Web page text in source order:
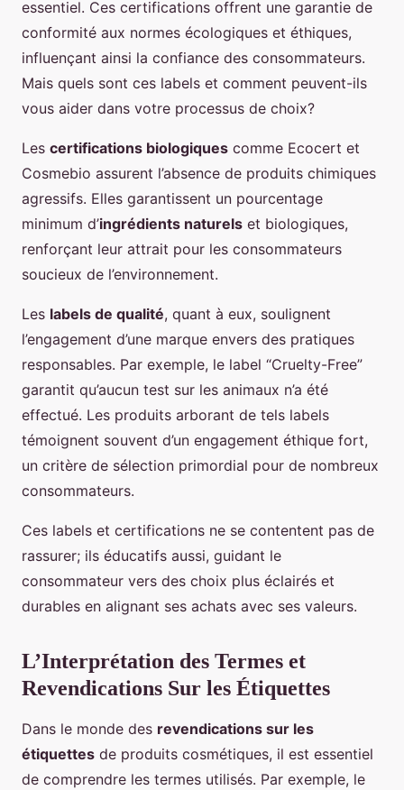
essentiel. Ces certifications offrent une garantie de
conformité aux normes écologiques et éthiques,
influençant ainsi la confiance des consommateurs.
Mais quels sont ces labels et comment peuvent-ils
vous aider dans votre processus de choix?
Les certifications biologiques comme Ecocert et
Cosmebio assurent l’absence de produits chimiques
agressifs. Elles garantissent un pourcentage
minimum d’ingrédients naturels et biologiques,
renforçant leur attrait pour les consommateurs
soucieux de l’environnement.
Les labels de qualité, quant à eux, soulignent
l’engagement d’une marque envers des pratiques
responsables. Par exemple, le label “Cruelty-Free”
garantit qu’aucun test sur les animaux n’a été
effectué. Les produits arborant de tels labels
témoignent souvent d’un engagement éthique fort,
un critère de sélection primordial pour de nombreux
consommateurs.
Ces labels et certifications ne se contentent pas de
rassurer; ils éducatifs aussi, guidant le
consommateur vers des choix plus éclairés et
durables en alignant ses achats avec ses valeurs.
L’Interprétation des Termes et
Revendications Sur les Étiquettes
Dans le monde des revendications sur les
étiquettes de produits cosmétiques, il est essentiel
de comprendre les termes utilisés. Par exemple, le